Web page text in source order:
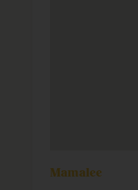
Mamalee